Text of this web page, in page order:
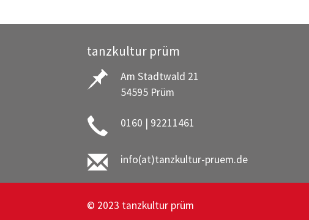
tanzkultur prüm
Am Stadtwald 21
54595 Prüm
0160 | 92211461
info(at)tanzkultur-pruem.de
© 2023 tanzkultur prüm